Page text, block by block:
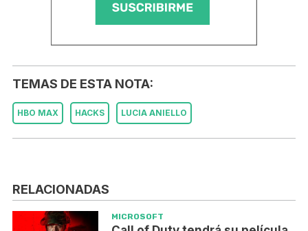
TEMAS DE ESTA NOTA:
HBO MAX HACKS LUCIA ANIELLO
RELACIONADAS
MICROSOFT